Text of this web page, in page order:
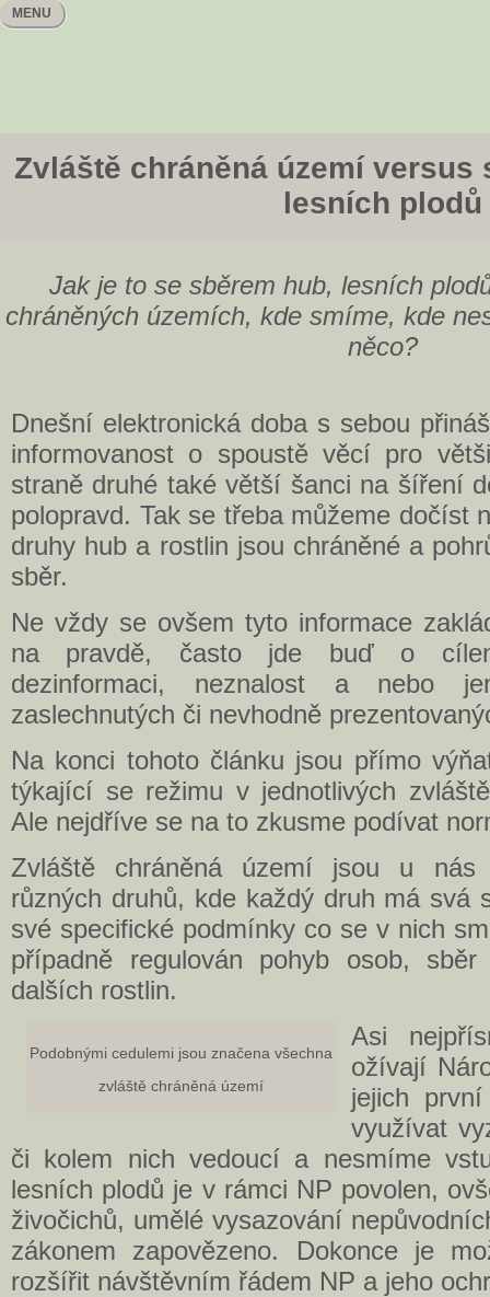
MENU
Zvláště chráněná území versus
lesních plodů
Jak je to se sběrem hub, lesních
chráněných územích, kde smíme, kde
něco?
Dnešní elektronická doba s sebou
informovanost o spoustě věcí pro
straně druhé také větší šanci na šíření
polopravd. Tak se třeba můžeme dočíst
druhy hub a rostlin jsou chráněné a
sběr.
Ne vždy se ovšem tyto informace
na pravdě, často jde buď o
dezinformaci, neznalost a nebo
zaslechnutých či nevhodně
Na konci tohoto článku jsou přímo
týkající se režimu v jednotlivých
Ale nejdříve se na to zkusme podívat
Zvláště chráněná území jsou u nás
různých druhů, kde každý druh má svá
své specifické podmínky co se v nich
případně regulován pohyb osob,
dalších rostlin.
Podobnými cedulemi jsou značena všechna
zvláště chráněná území
Asi
ožívají
jejich
využívat
či kolem nich vedoucí a nesmíme
lesních plodů je v rámci NP povolen,
živočichů, umělé vysazování
zákonem zapovězeno. Dokonce je
rozšířit návštěvním řádem NP a jeho